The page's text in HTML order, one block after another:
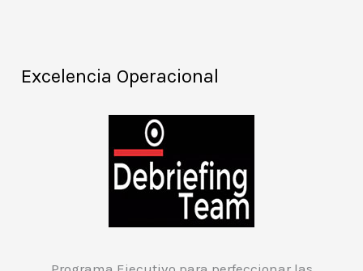
Excelencia Operacional